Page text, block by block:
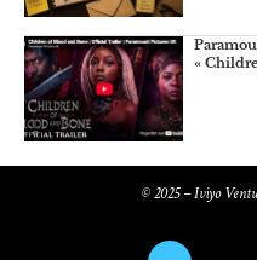
«
© 2025 – Iviyo